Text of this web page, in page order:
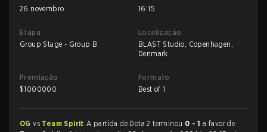
26 novembro
16:15
Etapa
Group Stage - Group B
Localização
BLAST Studio, Copenhagen,
Denmark
Premiação
$1000000
Formato
Best of 1
OGvs Team SpiritA partida de Dota 2 terminou 0 - 1 a favor de